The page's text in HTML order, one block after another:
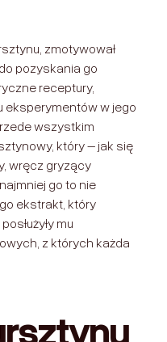
zmotywował
pozyskania go
receptury,
eksperymentów w jego
wszystkim
który – jak się
wręcz gryzący
go to nie
ekstrakt, który
mu
z których każda